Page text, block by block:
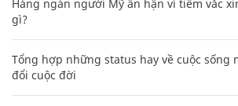
Hàng ngàn người Mỹ ân hận vì tiêm vắc
gì?
Tổng hợp những status hay về cuộc sống
đổi cuộc đời